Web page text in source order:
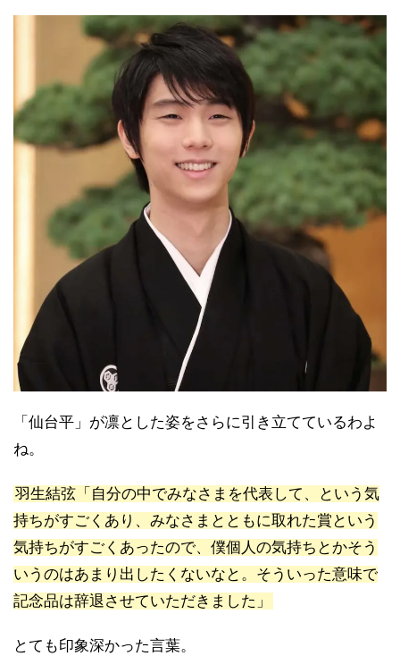
「仙台平」が凛とした姿をさらに引き立てているわよ
ね。
羽生結弦「自分の中でみなさまを代表して、という気
持ちがすごくあり、みなさまとともに取れた賞という
気持ちがすごくあったので、僕個人の気持ちとかそう
いうのはあまり出したくないなと。そういった意味で
記念品は辞退させていただきました」
とても印象深かった言葉。